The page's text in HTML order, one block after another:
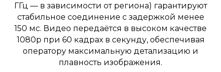
ГГц — в зависимости от региона) гарантируют
стабильное соединение с задержкой менее
150 мс. Видео передаётся в высоком качестве
1080p при 60 кадрах в секунду, обеспечивая
оператору максимальную детализацию и
плавность изображения.